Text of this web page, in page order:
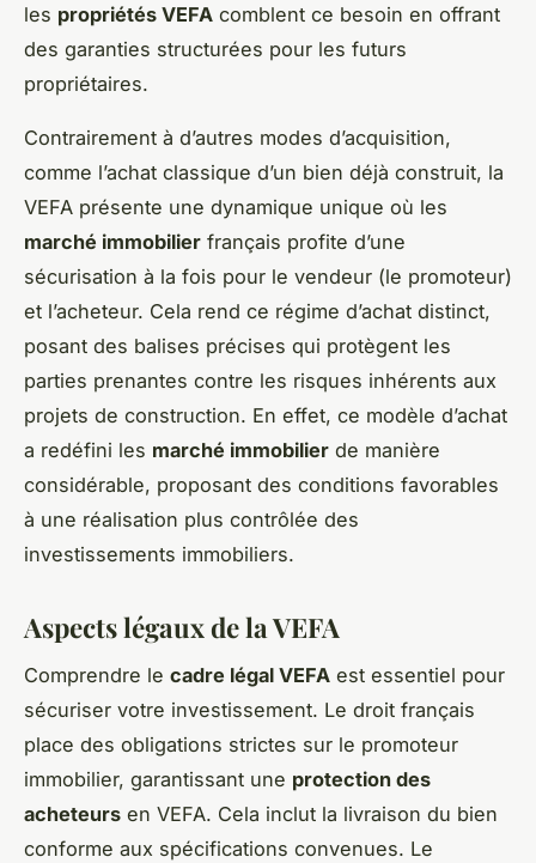
les propriétés VEFA comblent ce besoin en offrant
des garanties structurées pour les futurs
propriétaires.
Contrairement à d’autres modes d’acquisition,
comme l’achat classique d’un bien déjà construit, la
VEFA présente une dynamique unique où les
marché immobilier français profite d’une
sécurisation à la fois pour le vendeur (le promoteur)
et l’acheteur. Cela rend ce régime d’achat distinct,
posant des balises précises qui protègent les
parties prenantes contre les risques inhérents aux
projets de construction. En effet, ce modèle d’achat
a redéfini les marché immobilier de manière
considérable, proposant des conditions favorables
à une réalisation plus contrôlée des
investissements immobiliers.
Aspects légaux de la VEFA
Comprendre le cadre légal VEFA est essentiel pour
sécuriser votre investissement. Le droit français
place des obligations strictes sur le promoteur
immobilier, garantissant une protection des
acheteurs en VEFA. Cela inclut la livraison du bien
conforme aux spécifications convenues. Le